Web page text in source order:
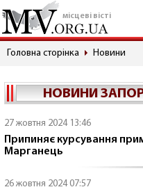
місцеві вісті
Головна сторінка Новини
НОВИНИ
27 жовтня 2024 13:46
Припиняє курсування
Марганець
26 жовтня 2024 07:57